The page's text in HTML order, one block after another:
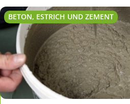
BETON, ESTRICH UND ZEMENT